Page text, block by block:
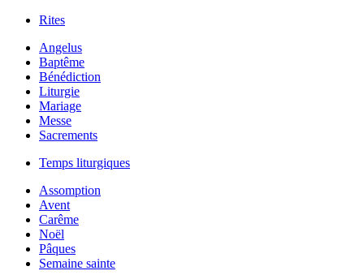
Rites
Angelus
Baptême
Bénédiction
Liturgie
Mariage
Messe
Sacrements
Temps liturgiques
Assomption
Avent
Carême
Noël
Pâques
Semaine sainte